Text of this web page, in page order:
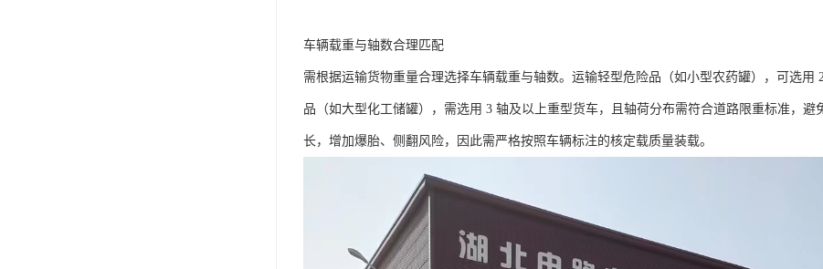
车辆载重与轴数合理匹配​
需根据运输货物重量合理选择车辆载重与轴数。运输轻型危险品（如小型农药罐），可选
品（如大型化工储罐），需选用 3 轴及以上重型货车，且轴荷分布需符合道路限重标准，
长，增加爆胎、侧翻风险，因此需严格按照车辆标注的核定载质量装载。​